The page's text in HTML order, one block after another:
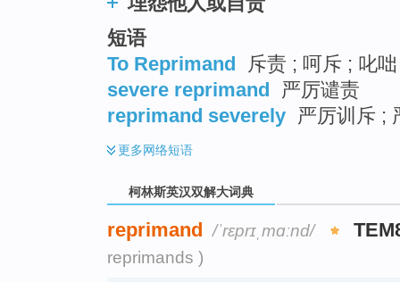
短语
To Reprimand
斥责 ; 呵斥 ; 叱
severe reprimand
严厉谴责
reprimand severely 严厉训斥 ;
更多网络短语
柯林斯英汉双解大词典
reprimand /ˈrɛprɪˌmɑːnd/
reprimands )